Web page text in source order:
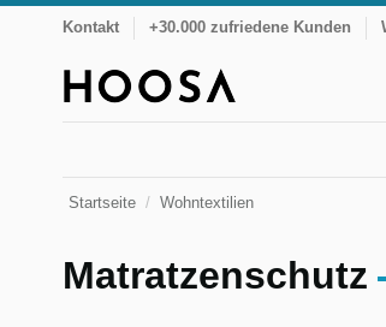
Kontakt +30.000 zufriedene Kunden
Startseite Wohntextilien
Matratzenschutz